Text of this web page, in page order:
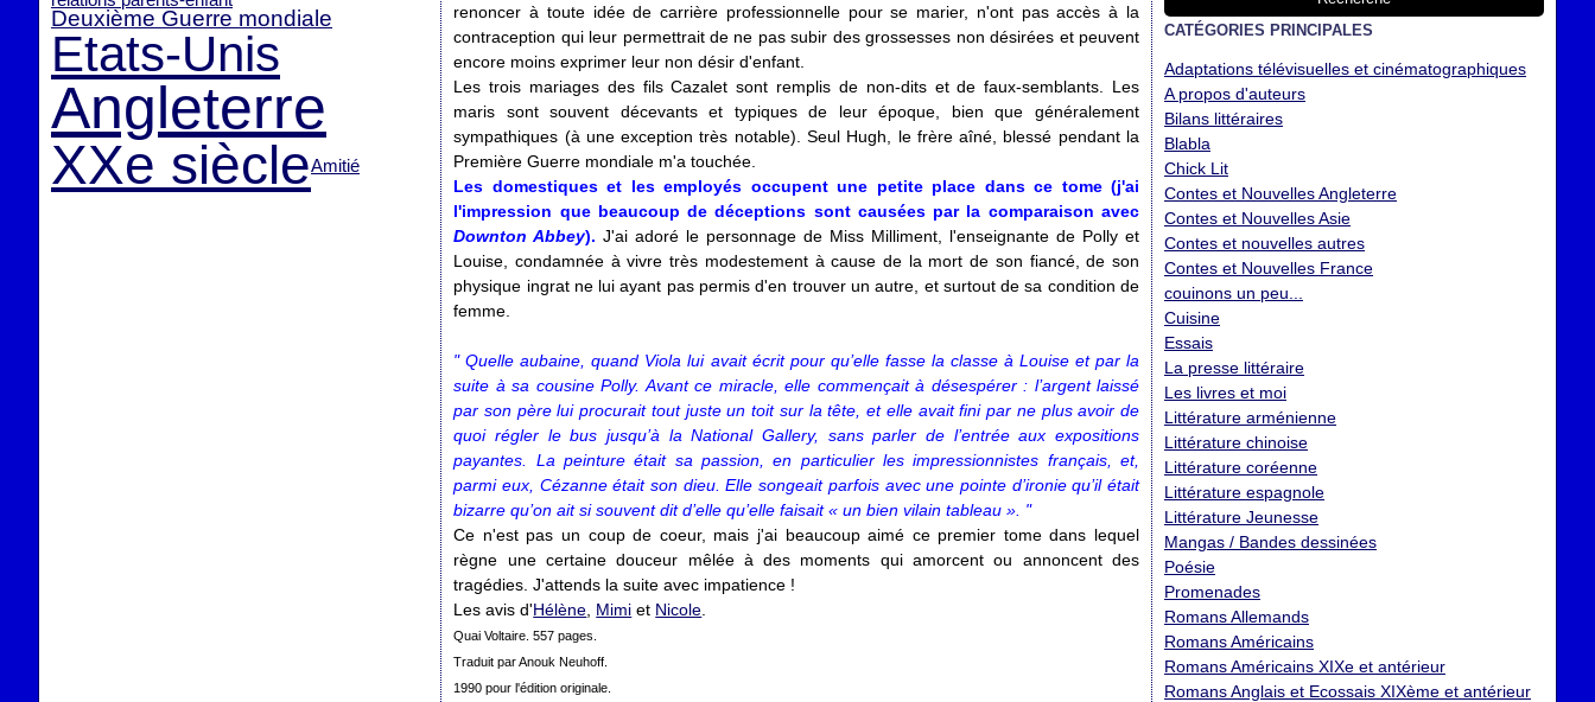
Deuxième Guerre mondiale
Etats-Unis
Angleterre
XXe siècleAmitié
renoncer à toute idée de carrière professionnelle pour se marier, n'ont pas accès à la
contraception qui leur permettrait de ne pas subir des grossesses non désirées et peuvent
encore moins exprimer leur non désir d'enfant.
Les trois mariages des fils Cazalet sont remplis de non-dits et de faux-semblants. Les
maris sont souvent décevants et typiques de leur époque, bien que généralement
sympathiques (à une exception très notable). Seul Hugh, le frère aîné, blessé pendant la
Première Guerre mondiale m'a touchée.
Les domestiques et les employés occupent une petite place dans ce tome (j'ai
l'impression que beaucoup de déceptions sont causées par la comparaison avec
Downton Abbey). J'ai adoré le personnage de Miss Milliment, l'enseignante de Polly et
Louise, condamnée à vivre très modestement à cause de la mort de son fiancé, de son
physique ingrat ne lui ayant pas permis d'en trouver un autre, et surtout de sa condition de
femme.
" Quelle aubaine, quand Viola lui avait écrit pour qu’elle fasse la classe à Louise et par la
suite à sa cousine Polly. Avant ce miracle, elle commençait à désespérer : l’argent laissé
par son père lui procurait tout juste un toit sur la tête, et elle avait fini par ne plus avoir de
quoi régler le bus jusqu’à la National Gallery, sans parler de l’entrée aux expositions
payantes. La peinture était sa passion, en particulier les impressionnistes français, et,
parmi eux, Cézanne était son dieu. Elle songeait parfois avec une pointe d’ironie qu’il était
bizarre qu’on ait si souvent dit d’elle qu’elle faisait « un bien vilain tableau ». "
Ce n'est pas un coup de coeur, mais j'ai beaucoup aimé ce premier tome dans lequel
règne une certaine douceur mêlée à des moments qui amorcent ou annoncent des
tragédies. J'attends la suite avec impatience !
Les avis d'Hélène Mimi et Nicole
Quai Voltaire. 557 pages.
Traduit par Anouk Neuhoff.
1990 pour l'édition originale.
CATÉGORIES PRINCIPALES
Adaptations télévisuelles et cinématographiques
A propos d'auteurs
Bilans littéraires
Blabla
Chick Lit
Contes et Nouvelles Angleterre
Contes et Nouvelles Asie
Contes et nouvelles autres
Contes et Nouvelles France
couinons un peu...
Cuisine
Essais
La presse littéraire
Les livres et moi
Littérature arménienne
Littérature chinoise
Littérature coréenne
Littérature espagnole
Littérature Jeunesse
Mangas / Bandes dessinées
Poésie
Promenades
Romans Allemands
Romans Américains
Romans Américains XIXe et antérieur
Romans Anglais et Ecossais XIXème et antérieur